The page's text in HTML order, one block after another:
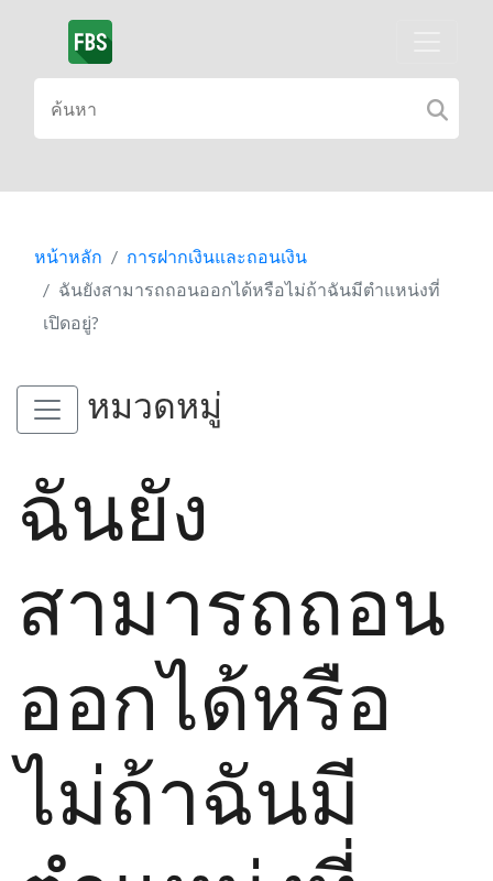
หน้าหลัก
การฝากเงินและถอนเงิน
ฉันยังสามารถถอนออกได้หรือไม่ถ้าฉันมีตำแหน่งที่
เปิดอยู่?
หมวดหมู่
ฉันยัง
สามารถถอน
ออกได้หรือ
ไม่ถ้าฉันมี